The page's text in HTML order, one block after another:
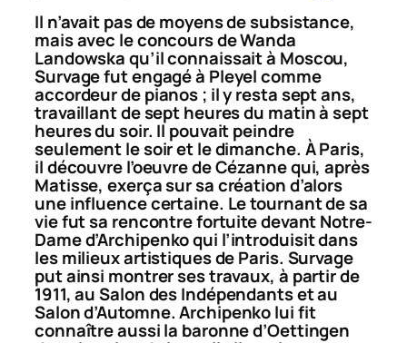
Il n’avait pas de moyens de subsistance,
mais avec le concours de Wanda
Landowska qu’il connaissait à Moscou,
Survage fut engagé à Pleyel comme
accordeur de pianos ; il y resta sept ans,
travaillant de sept heures du matin à sept
heures du soir. Il pouvait peindre
seulement le soir et le dimanche. À Paris,
il découvre l’oeuvre de Cézanne qui, après
Matisse, exerça sur sa création d’alors
une influence certaine. Le tournant de sa
vie fut sa rencontre fortuite devant Notre-
Dame d’Archipenko qui l’introduisit dans
les milieux artistiques de Paris. Survage
put ainsi montrer ses travaux, à partir de
1911, au Salon des Indépendants et au
Salon d’Automne. Archipenko lui fit
connaître aussi la baronne d’Oettingen